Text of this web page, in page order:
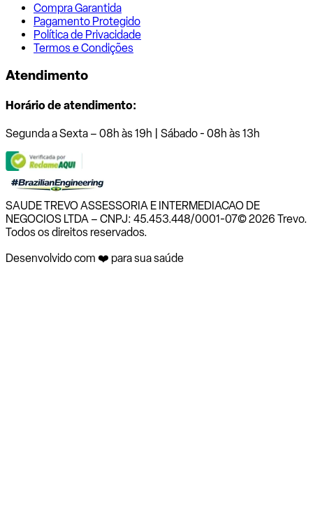
Compra Garantida
Pagamento Protegido
Política de Privacidade
Termos e Condições
Atendimento
Horário de atendimento:
Segunda a Sexta – 08h às 19h | Sábado - 08h às 13h
SAUDE TREVO ASSESSORIA E INTERMEDIACAO DE
NEGOCIOS LTDA – CNPJ: 45.453.448/0001-07© 2026 Trevo.
Todos os direitos reservados.
Desenvolvido com ❤️ para sua saúde